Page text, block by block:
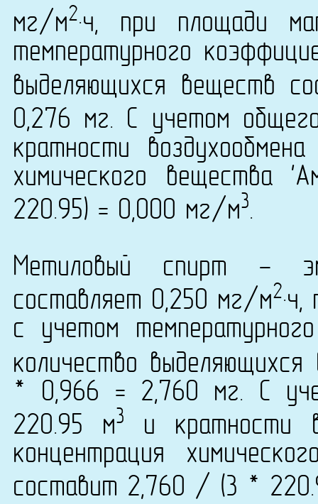
мг/м2·ч, при площади
температурного
выделяющихся веществ
0,276 мг. С учетом
кратности
химического
220.95) = 0,000 мг/м3.
Метиловый спирт -
составляет 0,250 мг/м2
с учетом
количество
* 0,966 = 2,760 мг. С
220.95 м3
и кратности
концентрация
составит 2,760 / (3 *